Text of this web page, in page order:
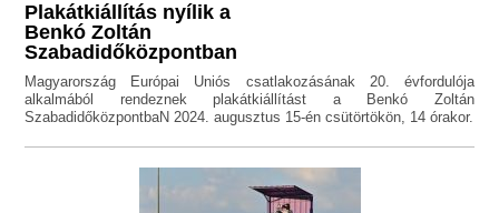
Plakátkiállítás nyílik a
Benkó Zoltán
Szabadidőközpontban
Magyarország Európai Uniós csatlakozásának 20. évfordulója
alkalmából rendeznek plakátkiállítást a Benkó Zoltán
SzabadidőközpontbaN 2024. augusztus 15-én csütörtökön, 14 órakor.